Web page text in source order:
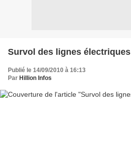
Survol des lignes électriques
Publié le 14/09/2010 à 16:13
Par Hillion Infos